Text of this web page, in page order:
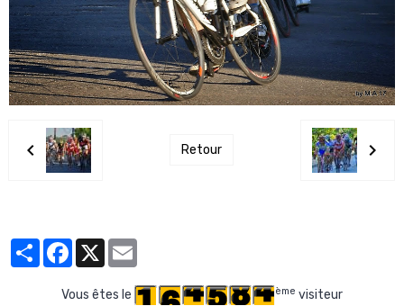
Retour
PartagerFacebook
X
Vous êtes le ème visiteur